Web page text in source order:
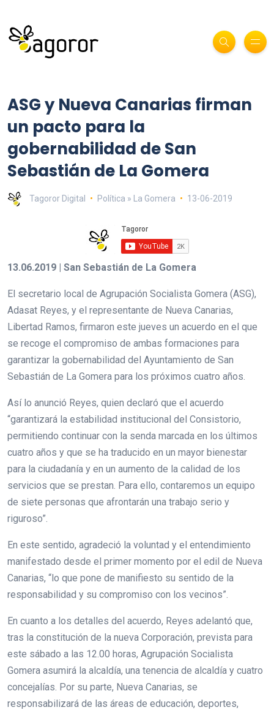
ASG y Nueva Canarias firman
un pacto para la
gobernabilidad de San
Sebastián de La Gomera
Tagoror Digital Política » La Gomera 13-06-2019
13.06.2019 | San Sebastián de La Gomera
El secretario local de Agrupación Socialista Gomera (ASG),
Adasat Reyes, y el representante de Nueva Canarias,
Libertad Ramos, firmaron este jueves un acuerdo en el que
se recoge el compromiso de ambas formaciones para
garantizar la gobernabilidad del Ayuntamiento de San
Sebastián de La Gomera para los próximos cuatro años.
Así lo anunció Reyes, quien declaró que el acuerdo
“garantizará la estabilidad institucional del Consistorio,
permitiendo continuar con la senda marcada en los últimos
cuatro años y que se ha traducido en un mayor bienestar
para la ciudadanía y en un aumento de la calidad de los
servicios que se prestan. Para ello, contaremos un equipo
de siete personas que afrontarán una trabajo serio y
riguroso”.
En este sentido, agradeció la voluntad y el entendimiento
manifestado desde el primer momento por el edil de Nueva
Canarias, “lo que pone de manifiesto su sentido de la
responsabilidad y su compromiso con los vecinos”.
En cuanto a los detalles del acuerdo, Reyes adelantó que,
tras la constitución de la nueva Corporación, prevista para
este sábado a las 12.00 horas, Agrupación Socialista
Gomera asumirá la alcaldía, una tenencia de alcaldía y cuatro
concejalías. Por su parte, Nueva Canarias, se
responsabilizará de las áreas de educación, deportes,